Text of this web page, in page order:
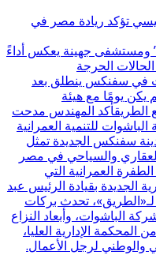
تؤكد ريادة مصر في
ومستشفى جهينة يعكس أداءً
الحرجة
في سفنكس ينطلق بعد
يكن يومًا مع هيئة
الطريقأكد المهندس مدحت
للتنمية العمرانية
سفنكس الجديدة تمثل
والسياحي في مصر
العمرانية التي
الجديدة بقيادة الرئيس عبد
تحدث بركات
الباشوات، وأبعاد النزاع
المحكمة الإدارية العليا،
والوطني لرجل الأعمال.